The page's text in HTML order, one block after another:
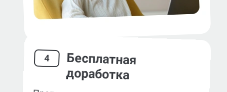
4 Бесплатная
доработка